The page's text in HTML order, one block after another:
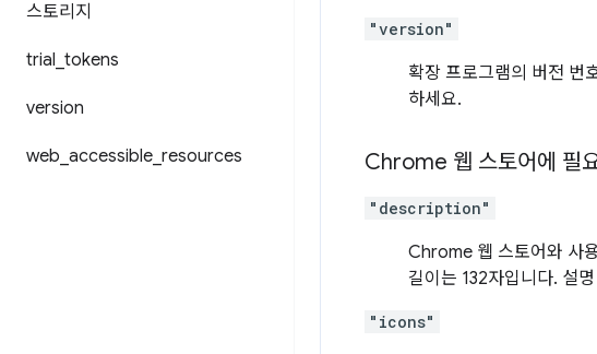
스토리지
trial tokens
version
web accessible resources
"version"
확장 프로그램의 버전 번
하세요.
Chrome 웹 스토어에 필
"description"
Chrome 웹 스토어와 사
길이는 132자입니다. 설
"icons"